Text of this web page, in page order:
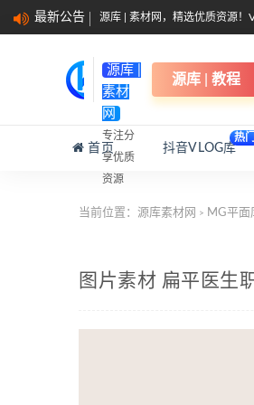
最新公告 源库 | 素材网，精选优质资源！
源库 |
素材
网
专注分
享优质
资源
源库 | 教程
首页 抖音VLOG库
热
当前位置： 源库素材网 > MG平面
图片素材 扁平医生